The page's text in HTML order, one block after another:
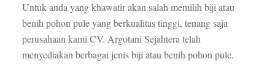
Untuk anda yang khawatir akan salah memilih biji atau
benih pohon pule yang berkualitas tinggi, tenang saja
perusahaan kami CV. Argotani Sejahtera telah
menyediakan berbagai jenis biji atau benih pohon pule.